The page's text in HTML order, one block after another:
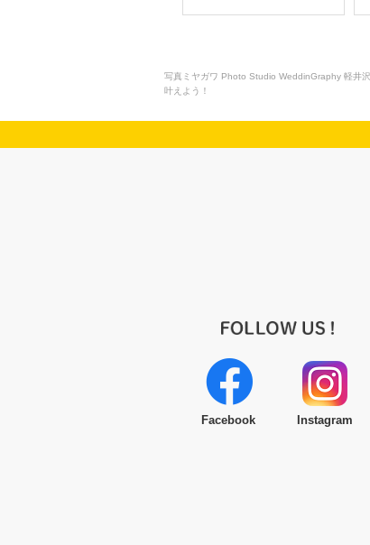
写真ミヤガワ Photo Studio WeddinGraphy 軽井
叶えよう！
Facebook Instagram